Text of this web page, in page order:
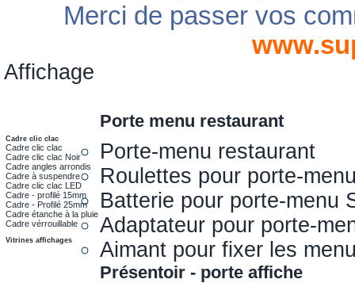
Merci de passer vos
Affichage
Cadre clic clac
Cadre clic clac
Cadre clic clac Noir
Cadre angles arrondis
Cadre à suspendre
Cadre clic clac LED
Cadre - profilé 15mm
Cadre - Profilé 25mm
Cadre étanche à la pluie
Cadre vérrouillable
Vitrines affichages
Porte menu restaurant
Porte-menu restaurant
Roulettes pour porte-
Batterie pour porte-menu
Adaptateur pour porte-
Aimant pour fixer les
Présentoir - porte affiche